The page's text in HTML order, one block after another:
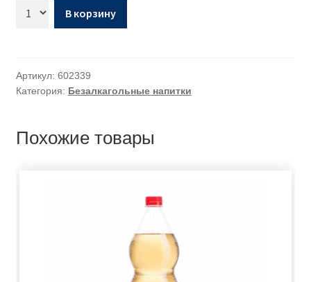
В корзину
Артикул: 602339
Категория: Безалкагольные напитки
Похожие товары